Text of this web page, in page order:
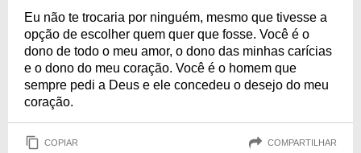
Eu não te trocaria por ninguém, mesmo que tivesse a
opção de escolher quem quer que fosse. Você é o
dono de todo o meu amor, o dono das minhas carícias
e o dono do meu coração. Você é o homem que
sempre pedi a Deus e ele concedeu o desejo do meu
coração.
COPIAR COMPARTILHAR